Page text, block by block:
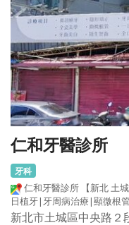
仁和牙醫診所
牙科
仁和牙醫診所 【新北 土
日植牙|牙周病治療|顯微根
新北市土城區中央路２